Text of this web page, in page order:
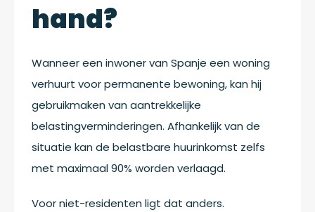
hand?
Wanneer een inwoner van Spanje een woning
verhuurt voor permanente bewoning, kan hij
gebruikmaken van aantrekkelijke
belastingverminderingen. Afhankelijk van de
situatie kan de belastbare huurinkomst zelfs
met maximaal 90% worden verlaagd.
Voor niet-residenten ligt dat anders.